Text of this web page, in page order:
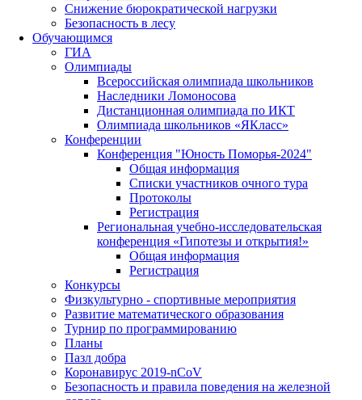
Снижение бюрократической нагрузки
Безопасность в лесу
Обучающимся
ГИА
Олимпиады
Всероссийская олимпиада школьников
Наследники Ломоносова
Дистанционная олимпиада по ИКТ
Олимпиада школьников «ЯКласс»
Конференции
Конференция "Юность Поморья-2024"
Общая информация
Списки участников очного тура
Протоколы
Регистрация
Региональная учебно-исследовательская
конференция «Гипотезы и открытия!»
Общая информация
Регистрация
Конкурсы
Физкультурно - спортивные мероприятия
Развитие математического образования
Турнир по программированию
Планы
Пазл добра
Коронавирус 2019-nCoV
Безопасность и правила поведения на железной